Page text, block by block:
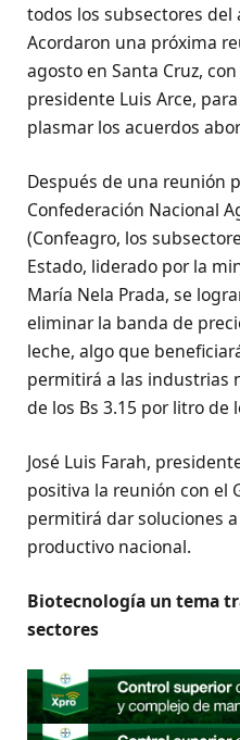
todos los subsectores
Acordaron una próxima
agosto en Santa Cruz,
presidente Luis Arce,
plasmar los acuerdos
Después de una reunión
Confederación Nacional
(Confeagro, los
Estado, liderado por la
María Nela Prada, se
eliminar la banda de
leche, algo que
permitirá a las industrias
de los Bs 3.15 por litro de
José Luis Farah,
positiva la reunión con el
permitirá dar soluciones
productivo nacional.
Biotecnología un tema
sectores